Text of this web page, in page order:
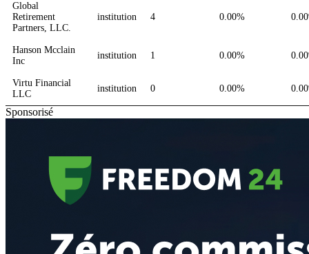
Global
Retirement
Partners, LLC.
institution 4 0.00%
Hanson Mcclain
Inc
institution 1 0.00%
Virtu Financial
LLC
institution 0 0.00%
Sponsorisé